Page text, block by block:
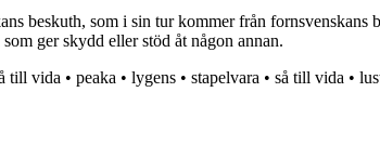
beskuth, som i sin tur kommer från
ger skydd eller stöd åt någon annan.
till vida • peaka • lygens • stapelvara • så till vida •